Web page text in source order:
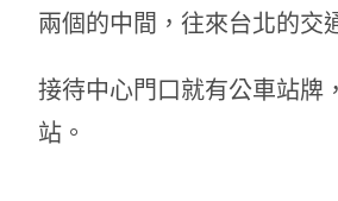
兩個的中間，往來台北的交
接待中心門口就有公車站牌
站。